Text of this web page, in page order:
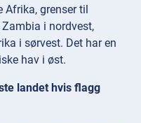
Afrika, grenser til
i nordvest,
i sørvest. Det har en
hav i øst.
landet hvis flagg